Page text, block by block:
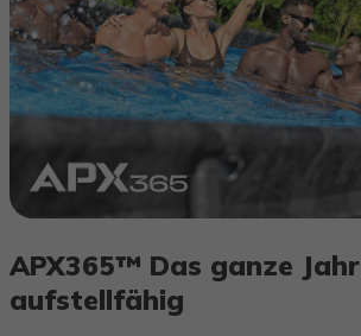
APX365™ Das ganze Jahr
aufstellfähig